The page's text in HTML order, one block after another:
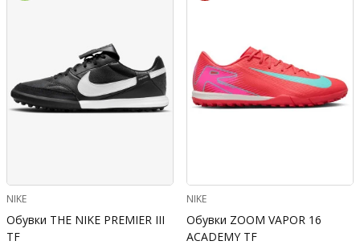
NIKE
Обувки THE NIKE PREMIER III
TF
NIKE
Обувки ZOOM VAPOR 16
ACADEMY TF